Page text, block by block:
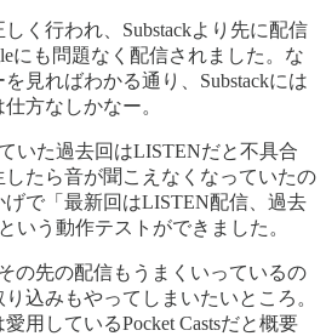
く行われ、Substackより先に配信
にも問題なく配信されました。な
見ればわかる通り、Substackには
方なしかなー。
いた過去回はLISTENだと不具合
たら音が聞こえなくなっていたの
で「最新回はLISTEN配信、過去
いう動作テストができました。
の先の配信もうまくいっているの
込みもやってしまいたいところ。
用しているPocket Castsだと概要